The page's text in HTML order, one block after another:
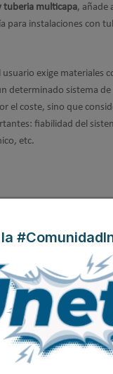
tuberia multicapa, añade
para instalaciones con
usuario exige materiales
determinado sistema de
el coste, sino que
fiabilidad del
etc.
canal RSS
… Siguiente